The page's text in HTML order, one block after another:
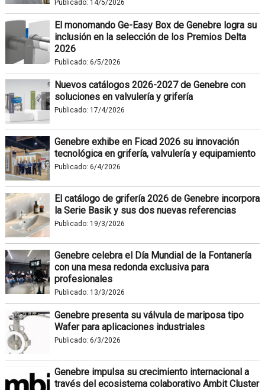
Publicado: 14/5/2026
El monomando Ge-Easy Box de Genebre logra su
inclusión en la selección de los Premios Delta
2026
Publicado: 6/5/2026
Nuevos catálogos 2026-2027 de Genebre con
soluciones en valvulería y grifería
Publicado: 17/4/2026
Genebre exhibe en Ficad 2026 su innovación
tecnológica en grifería, valvulería y equipamiento
Publicado: 6/4/2026
El catálogo de grifería 2026 de Genebre incorpora
la Serie Basik y sus dos nuevas referencias
Publicado: 19/3/2026
Genebre celebra el Día Mundial de la Fontanería
con una mesa redonda exclusiva para
profesionales
Publicado: 13/3/2026
Genebre presenta su válvula de mariposa tipo
Wafer para aplicaciones industriales
Publicado: 6/3/2026
Genebre impulsa su crecimiento internacional a
través del ecosistema colaborativo Ambit Cluster